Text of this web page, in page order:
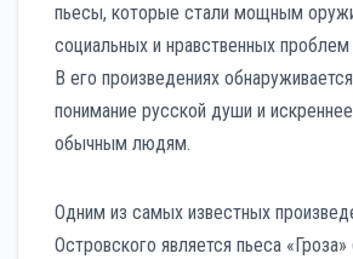
пьесы, которые стали мощным
социальных и нравственных
В его произведениях
понимание русской души и
обычным людям.
Одним из самых известных
Островского является пьеса